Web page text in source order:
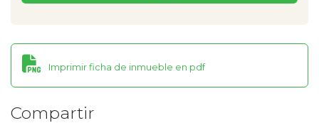
Imprimir ficha de inmueble en pdf
Compartir